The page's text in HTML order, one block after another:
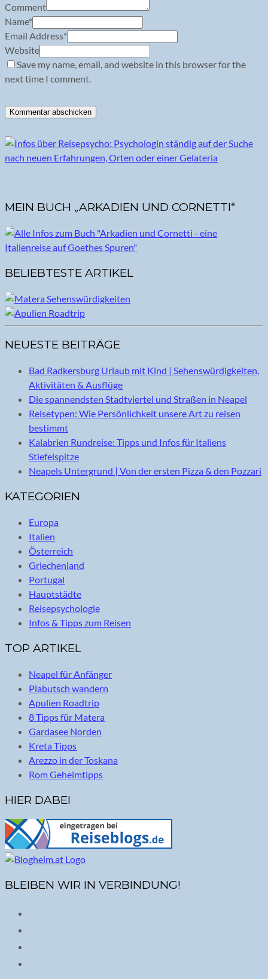
Comment
Name*
Email Address*
Website
Save my name, email, and website in this browser for the
next time I comment.
MEIN BUCH „ARKADIEN UND CORNETTI“
BELIEBTESTE ARTIKEL
NEUESTE BEITRÄGE
Bad Radkersburg Urlaub mit Kind | Sehenswürdigkeiten,
Aktivitäten & Ausflüge
Die spannendsten Stadtviertel und Straßen in Neapel
Reisetypen: Wie Persönlichkeit unsere Art zu reisen
bestimmt
Kalabrien Rundreise: Tipps und Infos für Italiens
Stiefelspitze
Neapels Untergrund | Von der ersten Pizza & den Pozzari
KATEGORIEN
Europa
Italien
Österreich
Griechenland
Portugal
Hauptstädte
Reisepsychologie
Infos & Tipps zum Reisen
TOP ARTIKEL
Neapel für Anfänger
Plabutsch wandern
Apulien Roadtrip
8 Tipps für Matera
Gardasee Norden
Kreta Tipps
Arezzo in der Toskana
Rom Geheimtipps
HIER DABEI
BLEIBEN WIR IN VERBINDUNG!